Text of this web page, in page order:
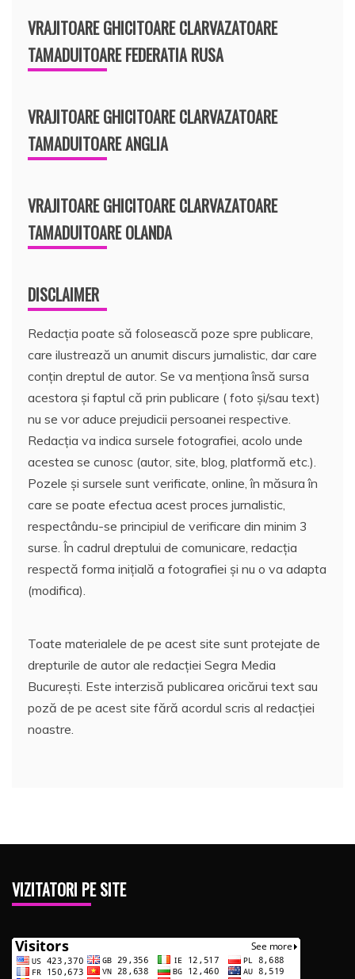
VRAJITOARE GHICITOARE CLARVAZATOARE
TAMADUITOARE FEDERATIA RUSA
VRAJITOARE GHICITOARE CLARVAZATOARE
TAMADUITOARE ANGLIA
VRAJITOARE GHICITOARE CLARVAZATOARE
TAMADUITOARE OLANDA
DISCLAIMER
Redacția poate să folosească poze spre publicare,
care ilustrează un anumit discurs jurnalistic, dar care
conțin dreptul de autor. Se va menționa însă sursa
acestora și faptul că prin publicare ( foto și/sau text)
nu se vor aduce prejudicii persoanei respective.
Redacția va indica sursele fotografiei, acolo unde
acestea se cunosc (autor, site, blog, platformă etc.).
Pozele și sursele sunt verificate, online, în măsura în
care se poate efectua acest proces jurnalistic,
respectându-se principiul de verificare din minim 3
surse. În cadrul dreptului de comunicare, redacția
respectă forma inițială a fotografiei și nu o va adapta
(modifica).
Toate materialele de pe acest site sunt protejate de
drepturile de autor ale redacției Segra Media
București. Este interzisă publicarea oricărui text sau
poză de pe acest site fără acordul scris al redacției
noastre.
VIZITATORI PE SITE